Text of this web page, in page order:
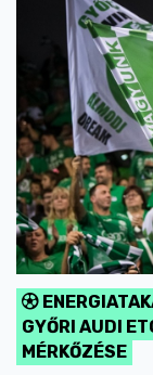
GYŐRI AUDI
MÉRKŐZÉSE